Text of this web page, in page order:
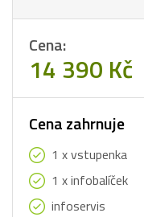
Cena:
14 390 Kč
Cena zahrnuje
1 x vstupenka
1 x infobalíček
infoservis